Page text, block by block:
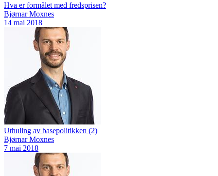
Hva er formålet med fredsprisen?
Bjørnar Moxnes
14 mai 2018
Uthuling av basepolitikken (2)
Bjørnar Moxnes
7 mai 2018